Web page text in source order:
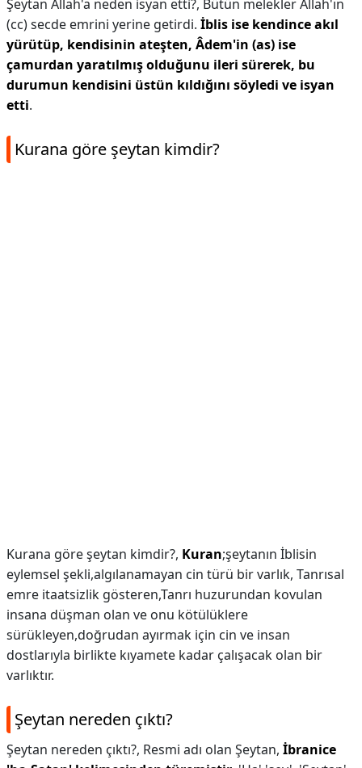
Şeytan Allah'a neden isyan etti?, Bütün melekler Allah'ın
(cc) secde emrini yerine getirdi. İblis ise kendince akıl
yürütüp, kendisinin ateşten, Âdem'in (as) ise
çamurdan yaratılmış olduğunu ileri sürerek, bu
durumun kendisini üstün kıldığını söyledi ve isyan
etti.
Kurana göre şeytan kimdir?
Kurana göre şeytan kimdir?, Kuran;şeytanın İblisin
eylemsel şekli,algılanamayan cin türü bir varlık, Tanrısal
emre itaatsizlik gösteren,Tanrı huzurundan kovulan
insana düşman olan ve onu kötülüklere
sürükleyen,doğrudan ayırmak için cin ve insan
dostlarıyla birlikte kıyamete kadar çalışacak olan bir
varlıktır.
Şeytan nereden çıktı?
Şeytan nereden çıktı?, Resmi adı olan Şeytan, İbranice